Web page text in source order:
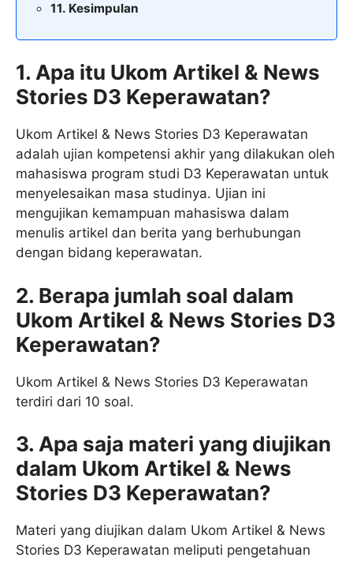
Kesimpulan
1. Apa itu Ukom Artikel & News
Stories D3 Keperawatan?
Ukom Artikel & News Stories D3 Keperawatan
adalah ujian kompetensi akhir yang dilakukan oleh
mahasiswa program studi D3 Keperawatan untuk
menyelesaikan masa studinya. Ujian ini
mengujikan kemampuan mahasiswa dalam
menulis artikel dan berita yang berhubungan
dengan bidang keperawatan.
2. Berapa jumlah soal dalam
Ukom Artikel & News Stories D3
Keperawatan?
Ukom Artikel & News Stories D3 Keperawatan
terdiri dari 10 soal.
3. Apa saja materi yang diujikan
dalam Ukom Artikel & News
Stories D3 Keperawatan?
Materi yang diujikan dalam Ukom Artikel & News
Stories D3 Keperawatan meliputi pengetahuan